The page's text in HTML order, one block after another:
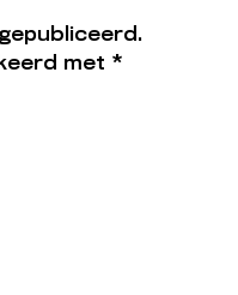
met *